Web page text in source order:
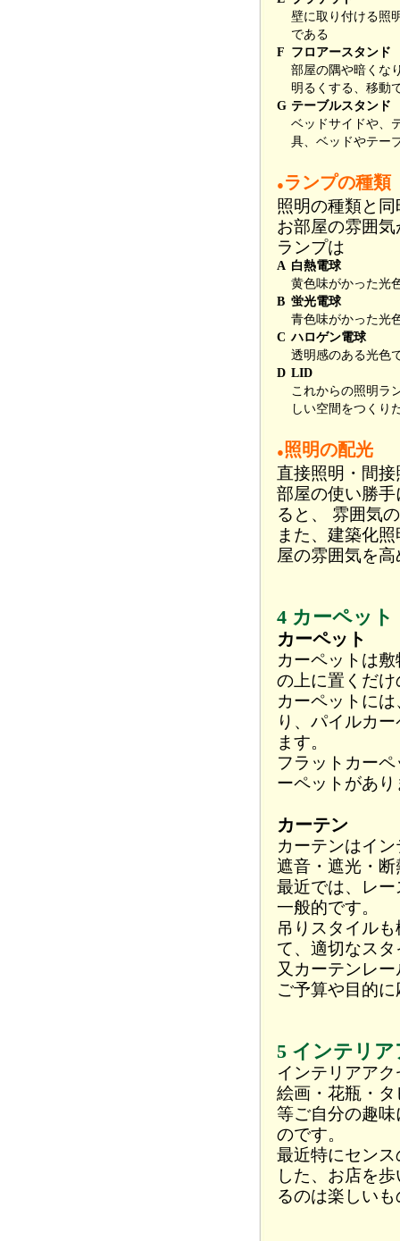
壁に取り付ける照
である
F フロアースタンド
部屋の隅や暗くな
明るくする、移動
G テーブルスタンド
ベッドサイドや、
具、ベッドやテー
● ランプの種類
照明の種類と
お部屋の雰囲
ランプは
A 白熱電球
黄色味がかった光
B 蛍光電球
青色味がかった光
C ハロゲン電球
透明感のある光色
D LID
これからの照明ラ
しい空間をつくり
●照明の配光
直接照明・間
部屋の使い勝
ると、 雰囲気
また、建築化
屋の雰囲気を
4 カーペッ
カーペット
カーペットは
の上に置くだ
カーペットに
り、パイルカ
ます。
フラットカー
ーペットがあり
カーテン
カーテンはイ
遮音・遮光・
最近では、レ
一般的です。
吊りスタイル
て、適切なス
又カーテンレ
ご予算や目的
5 インテリ
インテリアア
絵画・花瓶・
等ご自分の趣
のです。
最近特にセン
した、お店を
るのは楽しい